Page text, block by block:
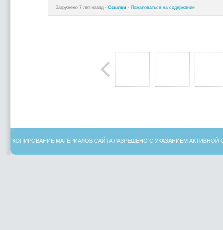
Загружено 7 лет назад - Ссылки - Пожаловаться на содержание
КОПИРОВАНИЕ МАТЕРИАЛОВ САЙТА РАЗРЕШЕНО С УКАЗАНИЕМ АКТИВНОЙ